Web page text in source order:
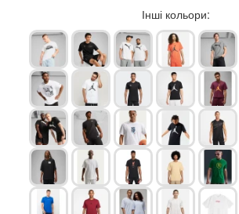
Інші кольори: